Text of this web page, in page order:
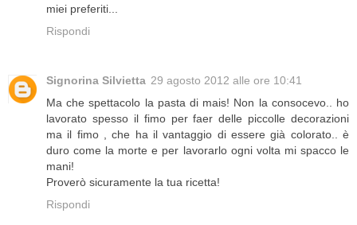
miei preferiti...
Rispondi
Signorina Silvietta 29 agosto 2012 alle ore 10:41
Ma che spettacolo la pasta di mais! Non la consocevo.. ho
lavorato spesso il fimo per faer delle piccolle decorazioni
ma il fimo , che ha il vantaggio di essere già colorato.. è
duro come la morte e per lavorarlo ogni volta mi spacco le
mani!
Proverò sicuramente la tua ricetta!
Rispondi